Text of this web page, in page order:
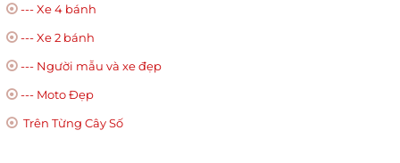
--- Xe 4 bánh
--- Xe 2 bánh
--- Người mẫu và xe đẹp
--- Moto Đẹp
Trên Từng Cây Số